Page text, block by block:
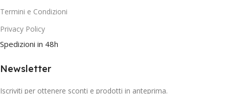
Termini e Condizioni
Privacy Policy
Spedizioni in 48h
Newsletter
Iscriviti per ottenere sconti e prodotti in anteprima.